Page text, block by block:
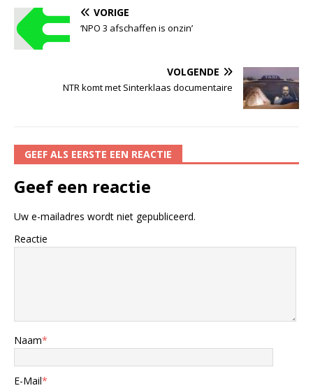
VORIGE
‘NPO 3 afschaffen is onzin’
VOLGENDE
NTR komt met Sinterklaas documentaire
GEEF ALS EERSTE EEN REACTIE
Geef een reactie
Uw e-mailadres wordt niet gepubliceerd.
Reactie
Naam*
E-Mail*